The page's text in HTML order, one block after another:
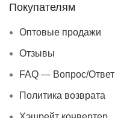
Покупателям
Оптовые продажи
Отзывы
FAQ — Вопрос/Ответ
Политика возврата